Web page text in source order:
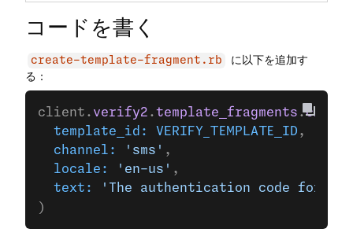
コードを書く
create-template-fragment.rb
に以下を追加す
る：
client. verify2 .template_fragments .create
  template_id:
VERIFY_TEMPLATE_ID ,
  channel:
'sms' ,
  locale:
'en-us' ,
  text:
'The authentication code for
)